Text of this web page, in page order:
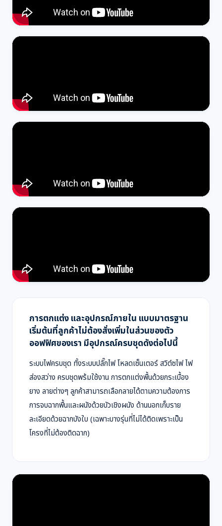
การตกแต่ง และอุปกรณ์ภายใน แบบมาตรฐาน
เริ่มต้นที่ลูกค้าไม่ต้องสั่งเพิ่มในส่วนของตัว
ออฟฟิศของเรา มีอุปกรณ์ครบชุดดังต่อไปนี้
ระบบไฟครบชุด ทั้งระบบปลั๊กไฟ โหลดเซ็นเตอร์ สวิต์ซไฟ ไฟ
ส่องสว่าง ครบชุดพร้มใช้งาน การตกแต่งพื้นด้วยกระเบื้อง
ยาง ลายต่างๆ ลูกค้าสามารถเลือกลายได้ตามความต้องการ
การจบฉากพื้นและผนังด้วยบัวเชิงผนัง ด้านนอกเก็บราย
ละเอียดด้วยฉากบังใบ (เฉพาะบางรุ่นที่ไม่ได้ติดเพราะเป็น
โครงที่ไม่ต้องติดฉาก)